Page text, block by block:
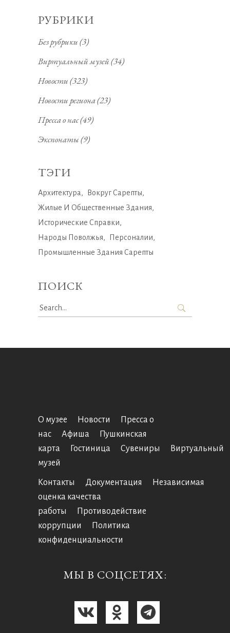
РУБРИКИ
Без рубрики(3)
Виртуальный музей(34)
Новости(323)
Новости региона(23)
Пресса о нас(49)
Экспонаты(9)
ТЭГИ
Архитектура
Вокруг Сарепты
Жилые И Общественные Здания
Исторические Справки
Народы Поволжья
Персоналии
Промышленные Здания Сарепты
ПОИСК
Search
for:
О музее Новости
Пресса о
нас
Афиша
Пушкинская
карта
Гостиница Сувениры
Виртуальный
музей
Контакты Документация
Независимая
оценка качества
работы
Противодействие
коррупции
Политика
конфиденциальности
МЫ В СОЦСЕТЯХ: